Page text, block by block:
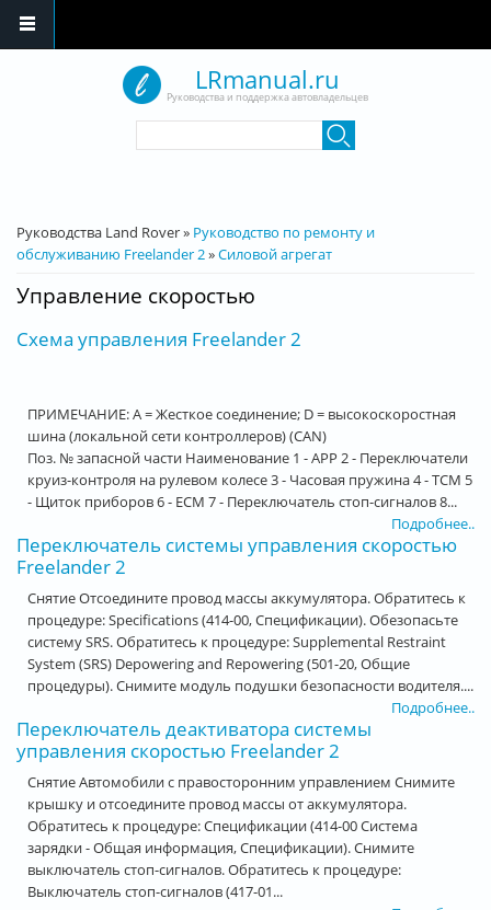
LRmanual.ru
Руководства и поддержка автовладельцев
Вы здесь
Руководства Land Rover» Руководство по ремонту и
обслуживанию Freelander 2»Силовой агрегат
Управление скоростью
Схема управления Freelander 2
ПРИМЕЧАНИЕ: A = Жесткое соединение; D = высокоскоростная
шина (локальной сети контроллеров) (CAN)
Поз. № запасной части Наименование 1 - APP 2 - Переключатели
круиз-контроля на рулевом колесе 3 - Часовая пружина 4 - TCM 5
- Щиток приборов 6 - ECM 7 - Переключатель стоп-сигналов 8...
Подробнее..
Переключатель системы управления скоростью
Freelander 2
Снятие Отсоедините провод массы аккумулятора. Обратитесь к
процедуре: Specifications (414-00, Спецификации). Обезопасьте
систему SRS. Обратитесь к процедуре: Supplemental Restraint
System (SRS) Depowering and Repowering (501-20, Общие
процедуры). Снимите модуль подушки безопасности водителя....
Подробнее..
Переключатель деактиватора системы
управления скоростью Freelander 2
Снятие Автомобили с правосторонним управлением Снимите
крышку и отсоедините провод массы от аккумулятора.
Обратитесь к процедуре: Спецификации (414-00 Система
зарядки - Общая информация, Спецификации). Снимите
выключатель стоп-сигналов. Обратитесь к процедуре:
Выключатель стоп-сигналов (417-01...